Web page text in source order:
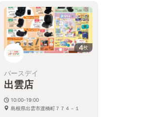
4枚
バースデイ
出雲店
10:00-19:00
島根県出雲市渡橋町７７４－１